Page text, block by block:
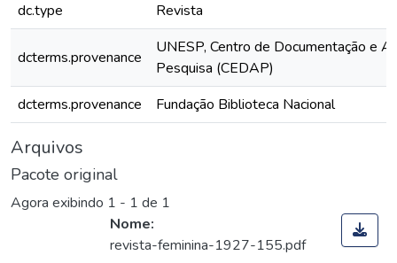
dc.type
Revista
dcterms.provenance
UNESP, Centro de Documentação e
Pesquisa (CEDAP)
dcterms.provenance
Fundação Biblioteca Nacional
Arquivos
Pacote original
Agora exibindo 1 - 1 de 1
Nome:
revista-feminina-1927-155.pdf